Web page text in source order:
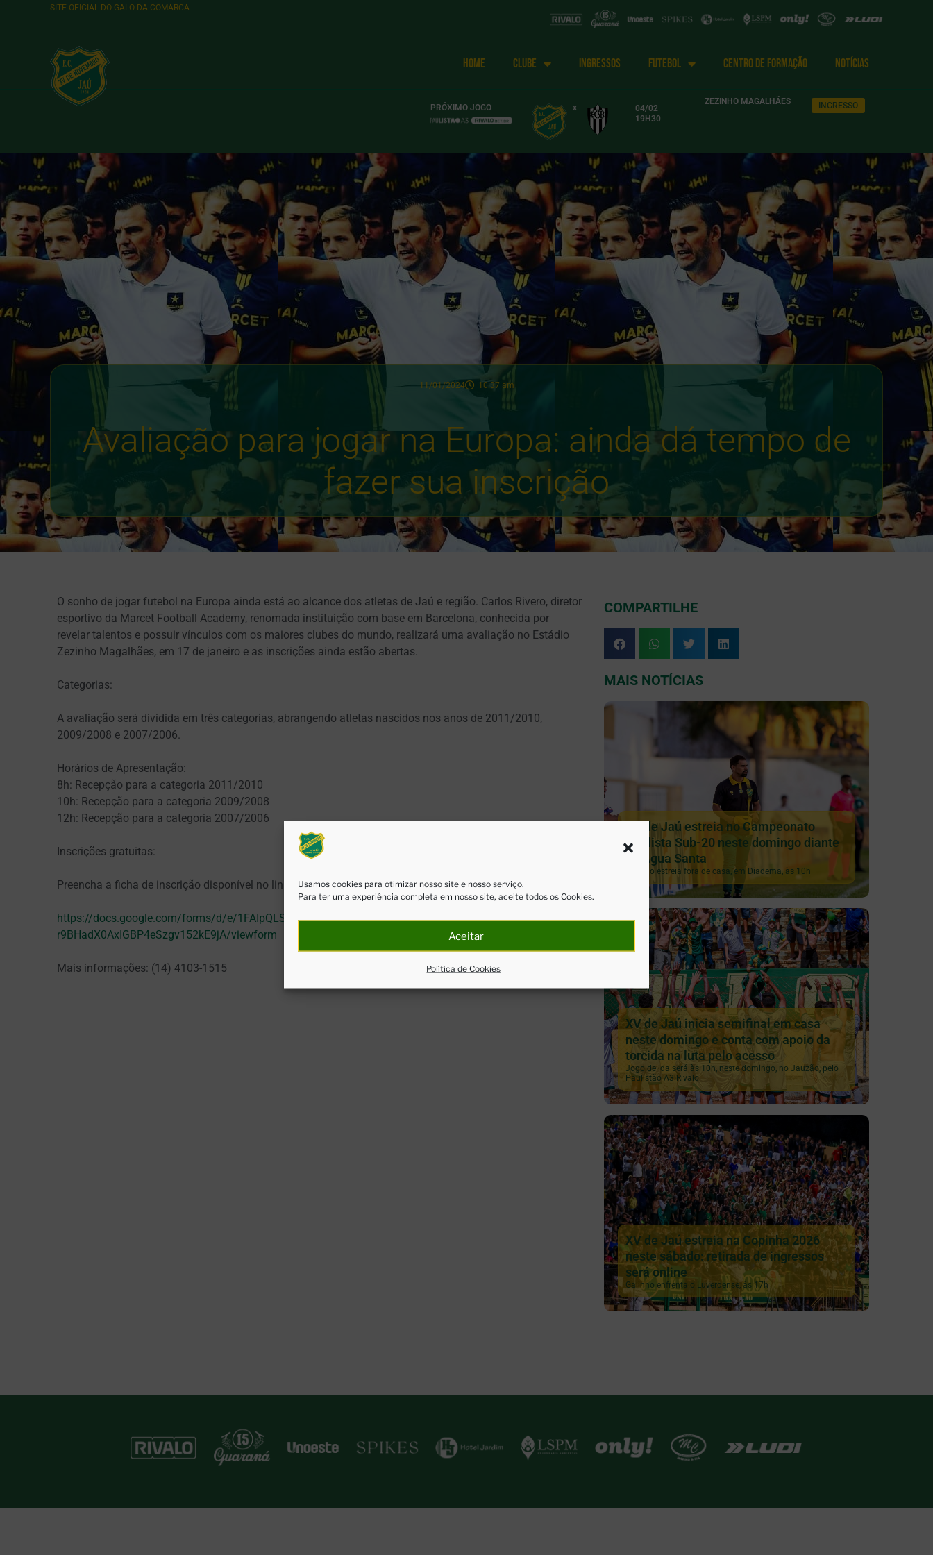
Usamos cookies para otimizar nosso site e nosso serviço.
Para ter uma experiência completa em nosso site, aceite todos os Cookies.
Aceitar
Política de Cookies
SITE OFICIAL DO GALO DA COMARCA
HOME CLUBE INGRESSOS FUTEBOL CENTRO DE FORMAÇÃO NOTÍCIAS
PRÓXIMO JOGO x
04/02
19H30
ZEZINHO MAGALHÃES INGRESSO
11/01/2024 10:37 am
Avaliação para jogar na Europa: ainda dá tempo de
fazer sua inscrição
O sonho de jogar futebol na Europa ainda está ao alcance dos atletas de Jaú e região. Carlos Rivero, diretor
esportivo da Marcet Football Academy, renomada instituição com base em Barcelona, conhecida por
revelar talentos e possuir vínculos com os maiores clubes do mundo, realizará uma avaliação no Estádio
Zezinho Magalhães, em 17 de janeiro e as inscrições ainda estão abertas.
Categorias:
A avaliação será dividida em três categorias, abrangendo atletas nascidos nos anos de 2011/2010,
2009/2008 e 2007/2006.
Horários de Apresentação:
8h: Recepção para a categoria 2011/2010
10h: Recepção para a categoria 2009/2008
12h: Recepção para a categoria 2007/2006
Inscrições gratuitas:
Preencha a ficha de inscrição disponível no link abaixo:
https://docs.google.com/forms/d/e/1FAIpQLSciZxeg4dvJ7EAOmDVGy-
r9BHadX0AxIGBP4eSzgv152kE9jA/viewform
Mais informações: (14) 4103-1515
COMPARTILHE
MAIS NOTÍCIAS
XV de Jaú estreia no Campeonato
Paulista Sub-20 neste domingo diante
do Água Santa
Galinho estreia fora de casa, em Diadema, às 10h
XV de Jaú inicia semifinal em casa
neste domingo e conta com apoio da
torcida na luta pelo acesso
Jogo de ida será às 10h, neste domingo, no Jauzão, pelo
Paulistão A3 Rivalo
XV de Jaú estreia na Copinha 2026
neste sábado: retirada de ingressos
será online
Galinho enfrenta o Luverdense, às 17h